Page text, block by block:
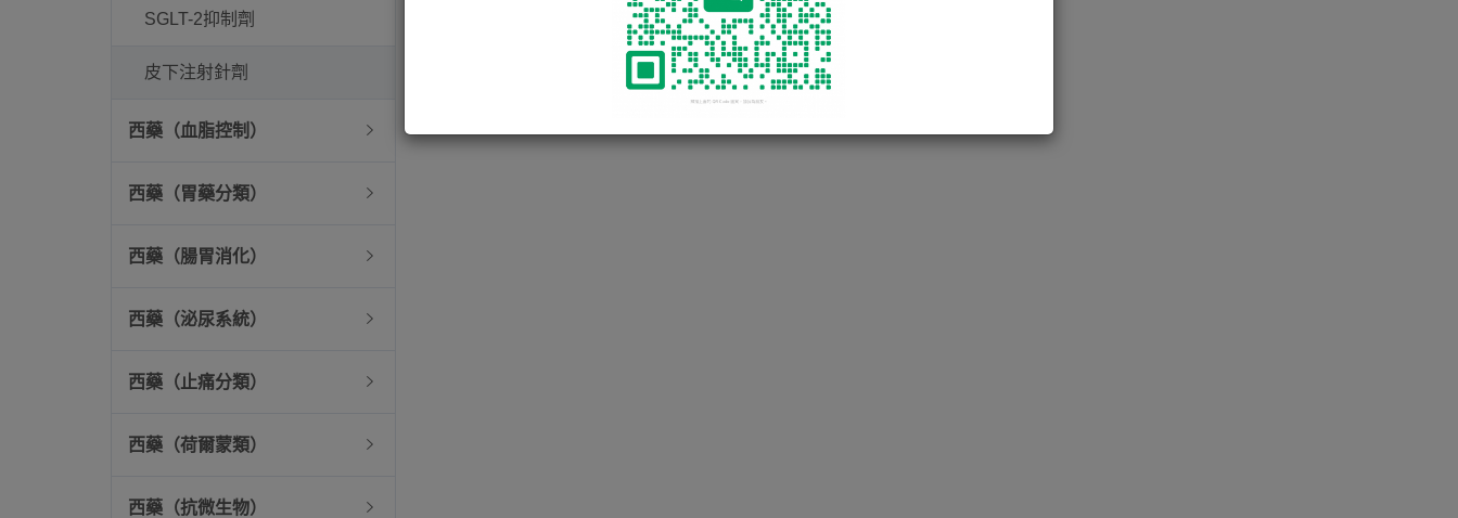
SGLT-2抑制劑
皮下注射針劑
西藥（血脂控制）
西藥（胃藥分類）
西藥（腸胃消化）
西藥（泌尿系統）
西藥（止痛分類）
西藥（荷爾蒙類）
西藥（抗微生物）